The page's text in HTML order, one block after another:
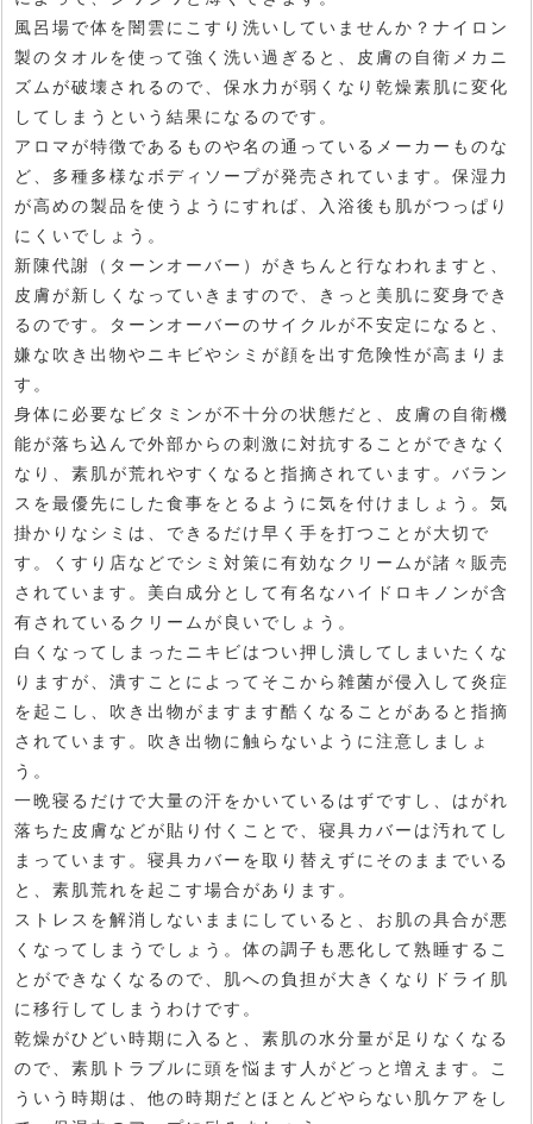
風呂場で体を闇雲にこすり洗いしていませんか？ナイロン
製のタオルを使って強く洗い過ぎると、皮膚の自衛メカニ
ズムが破壊されるので、保水力が弱くなり乾燥素肌に変化
してしまうという結果になるのです。
アロマが特徴であるものや名の通っているメーカーものな
ど、多種多様なボディソープが発売されています。保湿力
が高めの製品を使うようにすれば、入浴後も肌がつっぱり
にくいでしょう。
新陳代謝（ターンオーバー）がきちんと行なわれますと、
皮膚が新しくなっていきますので、きっと美肌に変身でき
るのです。ターンオーバーのサイクルが不安定になると、
嫌な吹き出物やニキビやシミが顔を出す危険性が高まりま
す。
身体に必要なビタミンが不十分の状態だと、皮膚の自衛機
能が落ち込んで外部からの刺激に対抗することができなく
なり、素肌が荒れやすくなると指摘されています。バラン
スを最優先にした食事をとるように気を付けましょう。気
掛かりなシミは、できるだけ早く手を打つことが大切で
す。くすり店などでシミ対策に有効なクリームが諸々販売
されています。美白成分として有名なハイドロキノンが含
有されているクリームが良いでしょう。
白くなってしまったニキビはつい押し潰してしまいたくな
りますが、潰すことによってそこから雑菌が侵入して炎症
を起こし、吹き出物がますます酷くなることがあると指摘
されています。吹き出物に触らないように注意しましょ
う。
一晩寝るだけで大量の汗をかいているはずですし、はがれ
落ちた皮膚などが貼り付くことで、寝具カバーは汚れてし
まっています。寝具カバーを取り替えずにそのままでいる
と、素肌荒れを起こす場合があります。
ストレスを解消しないままにしていると、お肌の具合が悪
くなってしまうでしょう。体の調子も悪化して熟睡するこ
とができなくなるので、肌への負担が大きくなりドライ肌
に移行してしまうわけです。
乾燥がひどい時期に入ると、素肌の水分量が足りなくなる
ので、素肌トラブルに頭を悩ます人がどっと増えます。こ
ういう時期は、他の時期だとほとんどやらない肌ケアをし